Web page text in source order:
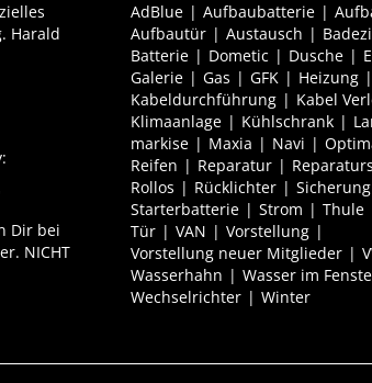
Harald
Dir bei
NICHT
AdBlue Aufbaubatterie
Aufbautür
Austausch
Batterie
Dometic Dusche
Galerie
Gas GFK Heizung
Kabeldurchführung
Kabel
Klimaanlage
Kühlschrank
markise
Maxia Navi
Reifen
Reparatur
Rollos
Rücklichter Sicherung
Starterbatterie
Strom Thule
Tür
VAN
Vorstellung
Vorstellung neuer Mitglieder
Wasserhahn
Wasser im
Wechselrichter
Winter